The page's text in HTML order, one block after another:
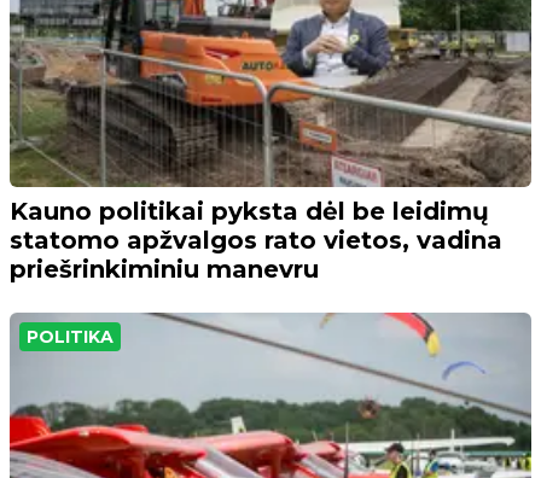
Kauno politikai pyksta dėl be leidimų
statomo apžvalgos rato vietos, vadina
priešrinkiminiu manevru
POLITIKA